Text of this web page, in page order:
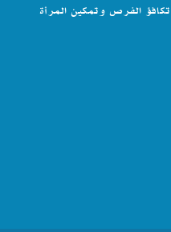
تكافؤ الفرص وتمكين المرأة